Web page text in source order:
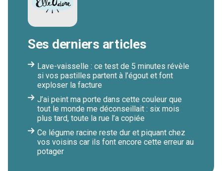
Ses derniers articles
Lave-vaisselle : ce test de 5 minutes révèle
si vos pastilles partent à l’égout et font
exploser la facture
J’ai peint ma porte dans cette couleur que
tout le monde me déconseillait : six mois
plus tard, toute la rue l’a copiée
Ce légume racine reste dur et piquant chez
vos voisins car ils font encore cette erreur au
potager